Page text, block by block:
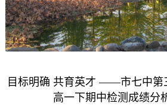
目标明确 共育英才 ——市七中第
高一下期中检测成绩分